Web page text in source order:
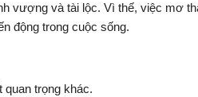
vượng và tài lộc. Vì thế, việc mơ
động trong cuộc sống.
trọng khác.